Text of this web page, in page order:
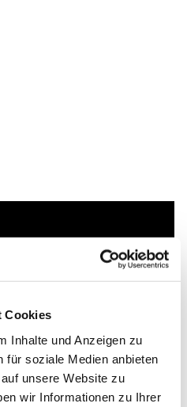
Cookies
Inhalte und Anzeigen zu
für soziale Medien anbieten
unsere Website zu
wir Informationen zu Ihrer
Sie auch